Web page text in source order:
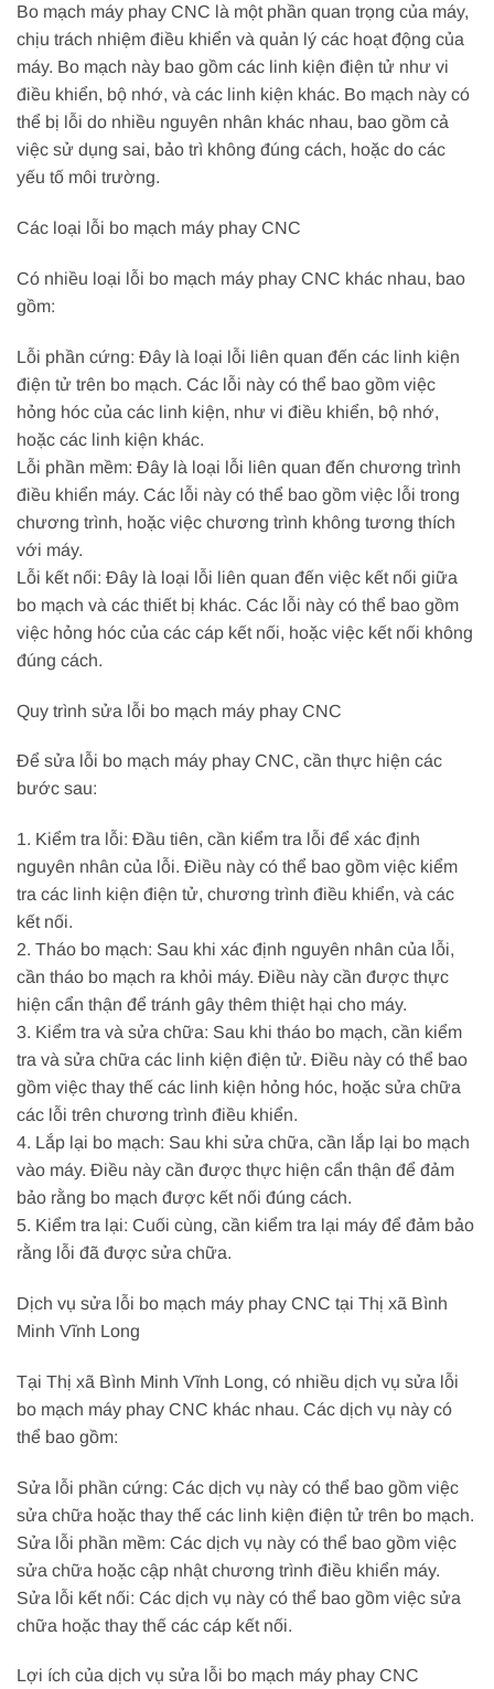
Bo mạch máy phay CNC là một phần quan trọng của máy,
chịu trách nhiệm điều khiển và quản lý các hoạt động của
máy. Bo mạch này bao gồm các linh kiện điện tử như vi
điều khiển, bộ nhớ, và các linh kiện khác. Bo mạch này có
thể bị lỗi do nhiều nguyên nhân khác nhau, bao gồm cả
việc sử dụng sai, bảo trì không đúng cách, hoặc do các
yếu tố môi trường.
Các loại lỗi bo mạch máy phay CNC
Có nhiều loại lỗi bo mạch máy phay CNC khác nhau, bao
gồm:
Lỗi phần cứng: Đây là loại lỗi liên quan đến các linh kiện
điện tử trên bo mạch. Các lỗi này có thể bao gồm việc
hỏng hóc của các linh kiện, như vi điều khiển, bộ nhớ,
hoặc các linh kiện khác.
Lỗi phần mềm: Đây là loại lỗi liên quan đến chương trình
điều khiển máy. Các lỗi này có thể bao gồm việc lỗi trong
chương trình, hoặc việc chương trình không tương thích
với máy.
Lỗi kết nối: Đây là loại lỗi liên quan đến việc kết nối giữa
bo mạch và các thiết bị khác. Các lỗi này có thể bao gồm
việc hỏng hóc của các cáp kết nối, hoặc việc kết nối không
đúng cách.
Quy trình sửa lỗi bo mạch máy phay CNC
Để sửa lỗi bo mạch máy phay CNC, cần thực hiện các
bước sau:
1. Kiểm tra lỗi: Đầu tiên, cần kiểm tra lỗi để xác định
nguyên nhân của lỗi. Điều này có thể bao gồm việc kiểm
tra các linh kiện điện tử, chương trình điều khiển, và các
kết nối.
2. Tháo bo mạch: Sau khi xác định nguyên nhân của lỗi,
cần tháo bo mạch ra khỏi máy. Điều này cần được thực
hiện cẩn thận để tránh gây thêm thiệt hại cho máy.
3. Kiểm tra và sửa chữa: Sau khi tháo bo mạch, cần kiểm
tra và sửa chữa các linh kiện điện tử. Điều này có thể bao
gồm việc thay thế các linh kiện hỏng hóc, hoặc sửa chữa
các lỗi trên chương trình điều khiển.
4. Lắp lại bo mạch: Sau khi sửa chữa, cần lắp lại bo mạch
vào máy. Điều này cần được thực hiện cẩn thận để đảm
bảo rằng bo mạch được kết nối đúng cách.
5. Kiểm tra lại: Cuối cùng, cần kiểm tra lại máy để đảm bảo
rằng lỗi đã được sửa chữa.
Dịch vụ sửa lỗi bo mạch máy phay CNC tại Thị xã Bình
Minh Vĩnh Long
Tại Thị xã Bình Minh Vĩnh Long, có nhiều dịch vụ sửa lỗi
bo mạch máy phay CNC khác nhau. Các dịch vụ này có
thể bao gồm:
Sửa lỗi phần cứng: Các dịch vụ này có thể bao gồm việc
sửa chữa hoặc thay thế các linh kiện điện tử trên bo mạch.
Sửa lỗi phần mềm: Các dịch vụ này có thể bao gồm việc
sửa chữa hoặc cập nhật chương trình điều khiển máy.
Sửa lỗi kết nối: Các dịch vụ này có thể bao gồm việc sửa
chữa hoặc thay thế các cáp kết nối.
Lợi ích của dịch vụ sửa lỗi bo mạch máy phay CNC